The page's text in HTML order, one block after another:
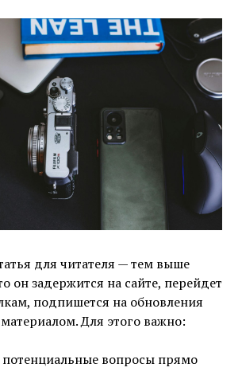
для читателя — тем выше
он задержится на сайте, перейдет
подпишется на обновления
Для этого важно:
потенциальные вопросы прямо